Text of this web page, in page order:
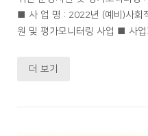
■ 사 업 명 : 2022년 (예비)사회
원 및 평가모니터링 사업 ■ 사업
더 보기